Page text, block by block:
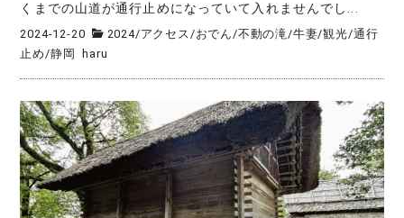
くまでの山道が通行止めになっていて入れませんでし...
2024-12-20 2024/アクセス /おでん /不動の滝 /牛妻/観光/通行
止め /静岡 haru